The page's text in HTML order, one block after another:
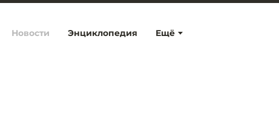
Ещё
Новости Энциклопедия